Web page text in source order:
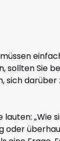
sollten Sie
sich
„Wie
oder